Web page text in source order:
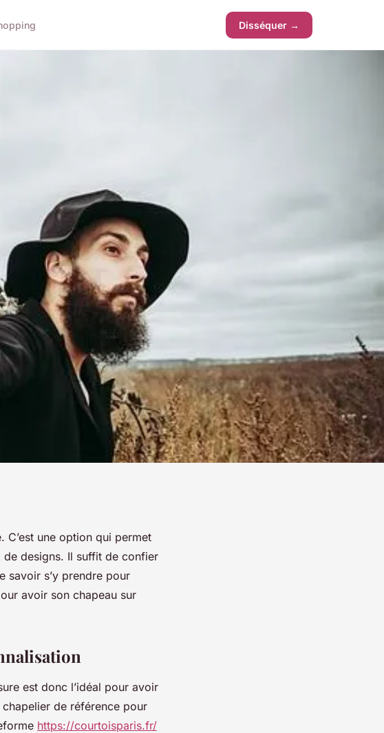
Disséquer →
C’est une option qui permet
designs. Il suffit de confier
savoir s’y prendre pour
avoir son chapeau sur
est donc l’idéal pour avoir
de référence pour
https://courtoisparis.fr/